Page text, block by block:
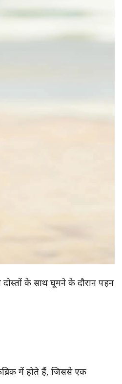
के साथ घूमने के दौरान पहन
में होते हैं, जिससे एक